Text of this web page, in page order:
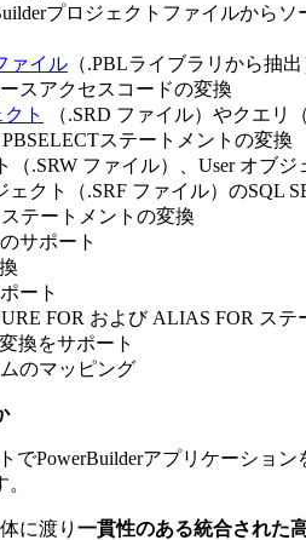
プロジェクトファイルから
ァイル （.PBLライブラリから抽
スアクセスコードの変換
ト
（.SRD ファイル）やクエリ
ステートメントの変換
（.SRW ファイル）、User オブ
ェクト（.SRF ファイル）のSQL
テートメントの変換
サポート
ート
FOR および ALIAS FOR ス
換をサポート
のマッピング
でPowerBuilderアプリケーショ
に渡り 一貫性のある統合された